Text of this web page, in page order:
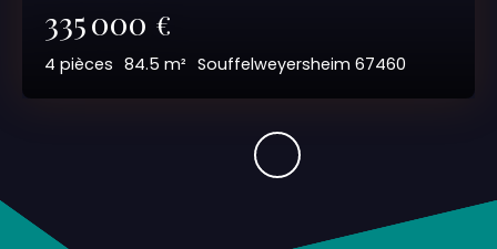
335 000 €
4 pièces 84.5 m² Souffelweyersheim 67460